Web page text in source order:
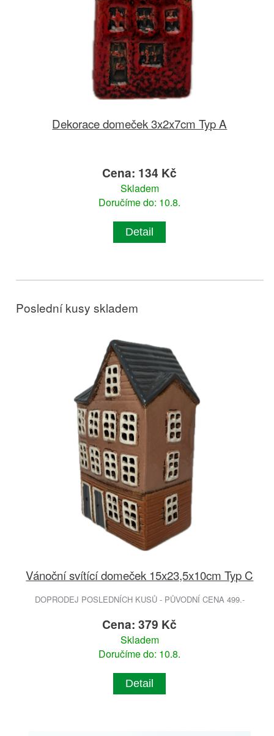
Dekorace domeček 3x2x7cm Typ A
Cena: 134 Kč
Skladem
Doručíme do: 10.8.
Detail
Poslední kusy skladem
Vánoční svítící domeček 15x23,5x10cm Typ C
DOPRODEJ POSLEDNÍCH KUSŮ - PŮVODNÍ CENA 499.-
Cena: 379 Kč
Skladem
Doručíme do: 10.8.
Detail